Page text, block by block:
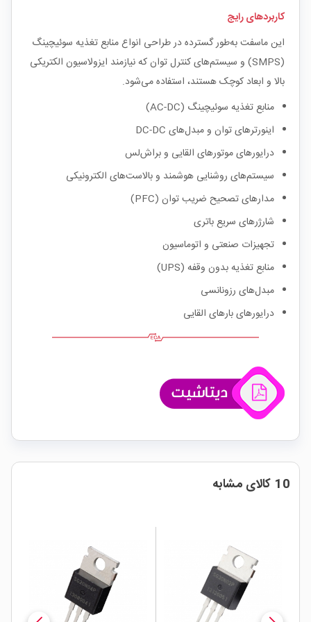
کاربردهای رایج
این ماسفت به‌طور گسترده در طراحی انواع منابع تغذیه سوئیچینگ
(SMPS) و سیستم‌های کنترل توان که نیازمند ایزولاسیون الکتریکی
بالا و ابعاد کوچک هستند، استفاده می‌شود.
منابع تغذیه سوئیچینگ (AC-DC)
اینورترهای توان و مبدل‌های DC-DC
درایورهای موتورهای القایی و براش‌لس
سیستم‌های روشنایی هوشمند و بالاست‌های الکترونیکی
مدارهای تصحیح ضریب توان (PFC)
شارژرهای سریع باتری
تجهیزات صنعتی و اتوماسیون
منابع تغذیه بدون وقفه (UPS)
مبدل‌های رزونانسی
درایورهای بارهای القایی
10 کالای مشابه